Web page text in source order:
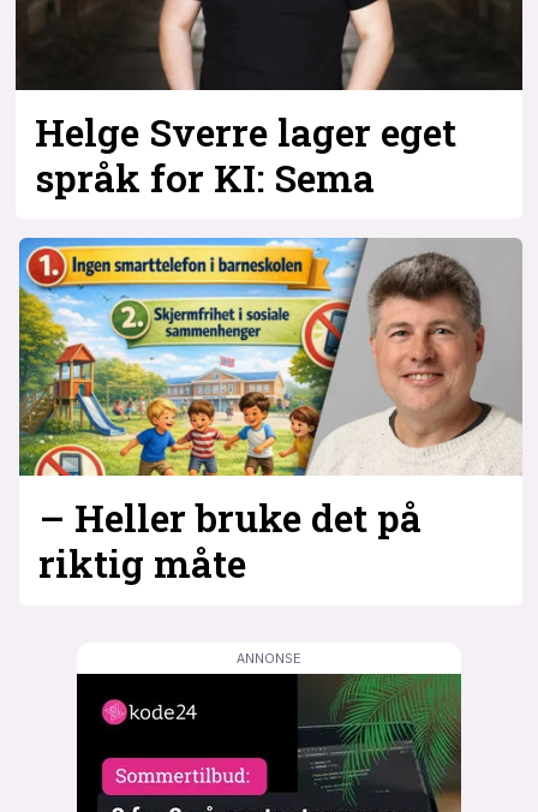
Helge Sverre lager eget
språk for KI: Sema
– Heller bruke det på
riktig måte